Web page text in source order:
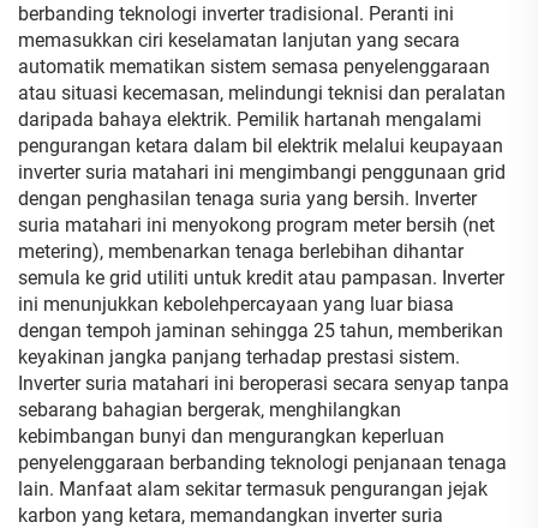
berbanding teknologi inverter tradisional. Peranti ini
memasukkan ciri keselamatan lanjutan yang secara
automatik mematikan sistem semasa penyelenggaraan
atau situasi kecemasan, melindungi teknisi dan peralatan
daripada bahaya elektrik. Pemilik hartanah mengalami
pengurangan ketara dalam bil elektrik melalui keupayaan
inverter suria matahari ini mengimbangi penggunaan grid
dengan penghasilan tenaga suria yang bersih. Inverter
suria matahari ini menyokong program meter bersih (net
metering), membenarkan tenaga berlebihan dihantar
semula ke grid utiliti untuk kredit atau pampasan. Inverter
ini menunjukkan kebolehpercayaan yang luar biasa
dengan tempoh jaminan sehingga 25 tahun, memberikan
keyakinan jangka panjang terhadap prestasi sistem.
Inverter suria matahari ini beroperasi secara senyap tanpa
sebarang bahagian bergerak, menghilangkan
kebimbangan bunyi dan mengurangkan keperluan
penyelenggaraan berbanding teknologi penjanaan tenaga
lain. Manfaat alam sekitar termasuk pengurangan jejak
karbon yang ketara, memandangkan inverter suria